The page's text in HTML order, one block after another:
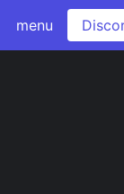
menu